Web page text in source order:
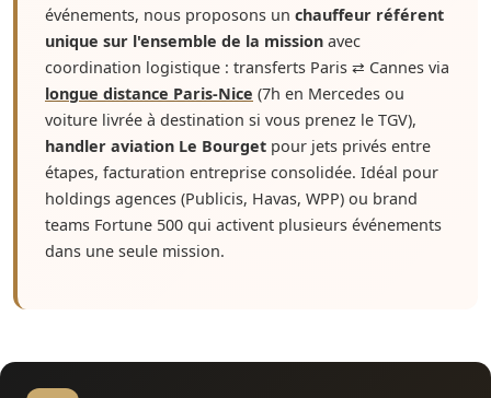
événements, nous proposons un chauffeur référent
unique sur l'ensemble de la mission avec
coordination logistique : transferts Paris ⇄ Cannes via
longue distance Paris-Nice (7h en Mercedes ou
voiture livrée à destination si vous prenez le TGV),
handler aviation Le Bourget pour jets privés entre
étapes, facturation entreprise consolidée. Idéal pour
holdings agences (Publicis, Havas, WPP) ou brand
teams Fortune 500 qui activent plusieurs événements
dans une seule mission.